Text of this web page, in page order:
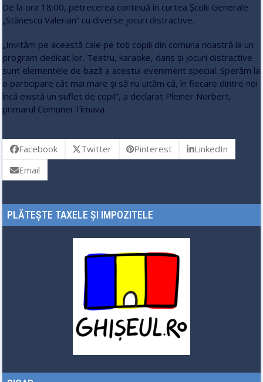
De la ora 18:00, petrecerea continuă în curtea Școlii Generale
„Stănescu Valerian” cu diverse jocuri distractive.
„Invităm pe această cale pe toți copiii din comuna noastră la un
program dedicat lor. Teatru, karaoke, dans și jocuri distractive
sunt elementele de bază a acestui eveniment special. Sperăm la
o participare cât mai mare și să nu uităm că, în fiecare dintre noi
încă există un suflet de copil”, a declarat Pleiner Norbert,
primarul Comunei Tîrnava.
Facebook Twitter Pinterest
LinkedIn
Email
PLĂTEȘTE TAXELE ȘI IMPOZITELE